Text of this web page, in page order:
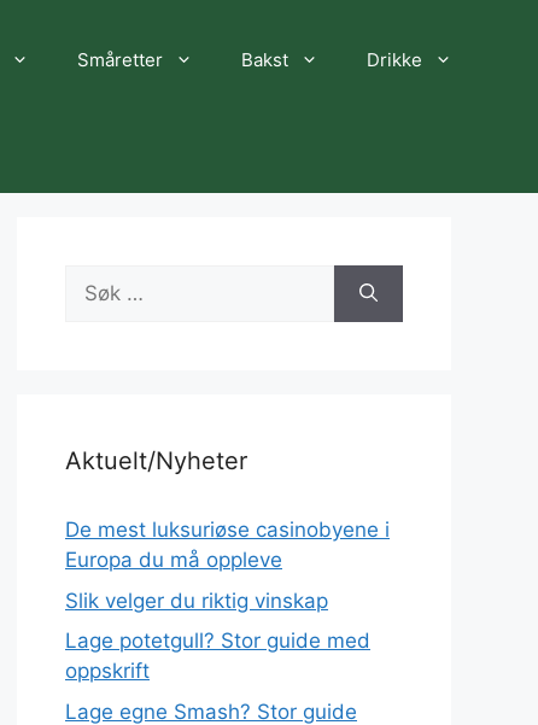
Småretter Bakst Drikke
Søk
etter:
Aktuelt/Nyheter
De mest luksuriøse casinobyene i
Europa du må oppleve
Slik velger du riktig vinskap
Lage potetgull? Stor guide med
oppskrift
Lage egne Smash? Stor guide